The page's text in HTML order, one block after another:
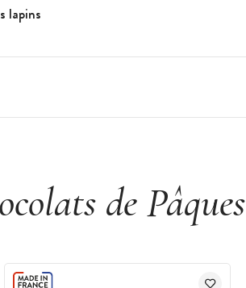
lapins
de Pâques